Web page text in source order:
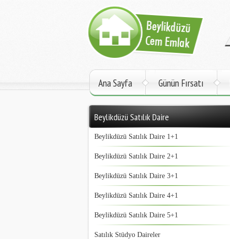
Ana Sayfa Günün Fırsatı
Beylikdüzü Satılık Daire
Beylikdüzü Satılık Daire 1+1
Beylikdüzü Satılık Daire 2+1
Beylikdüzü Satılık Daire 3+1
Beylikdüzü Satılık Daire 4+1
Beylikdüzü Satılık Daire 5+1
Satılık Stüdyo Daireler